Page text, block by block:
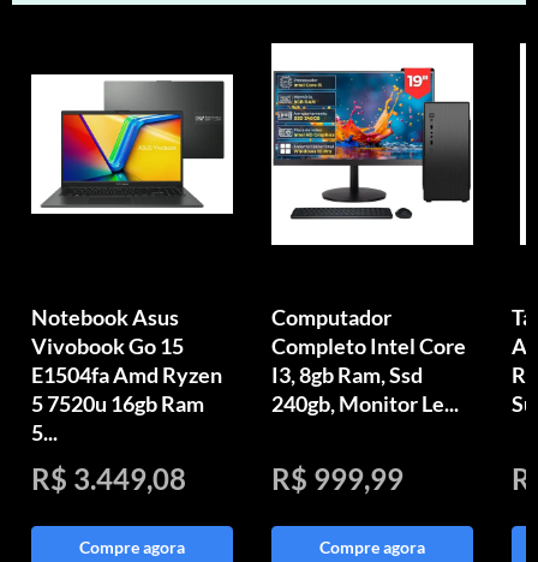
Notebook Asus
Vivobook Go 15
E1504fa Amd Ryzen
5 7520u 16gb Ram
5...
R$ 3.449,08
Compre agora
Computador
Completo Intel Core
I3, 8gb Ram, Ssd
240gb, Monitor Le...
R$ 999,99
Compre agora